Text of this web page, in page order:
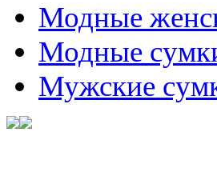
Модные
Модные
Мужские